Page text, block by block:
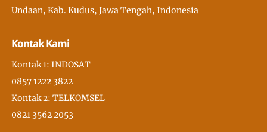
Undaan, Kab. Kudus, Jawa Tengah, Indonesia
Kontak Kami
Kontak 1: INDOSAT
0857 1222 3822
Kontak 2: TELKOMSEL
0821 3562 2053